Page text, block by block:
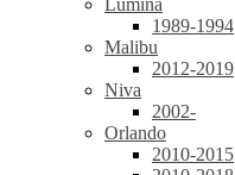
Lumina
1989-1994
Malibu
2012-2019
Niva
2002-
Orlando
2010-2015